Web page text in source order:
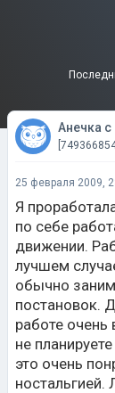
Анечка
25 февраля 2009,
Я
по себе
движении.
лучшем
обычно
постановок.
работе очень
не
это очень